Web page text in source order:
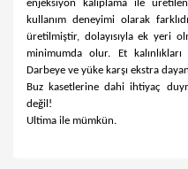
enjeksiyon kalıplama ile
kullanım deneyimi olarak
üretilmiştir, dolayısıyla ek yeri
minimumda olur. Et
Darbeye ve yüke karşı ekstra
Buz kasetlerine dahi ihtiyaç
değil!
Ultima ile mümkün.